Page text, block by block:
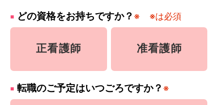
どの資格をお持ちですか？ ※ ※は必須
正看護師 准看護師
転職のご予定はいつごろですか？ ※